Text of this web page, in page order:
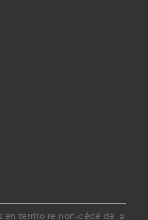
en territoire non-cédé de la